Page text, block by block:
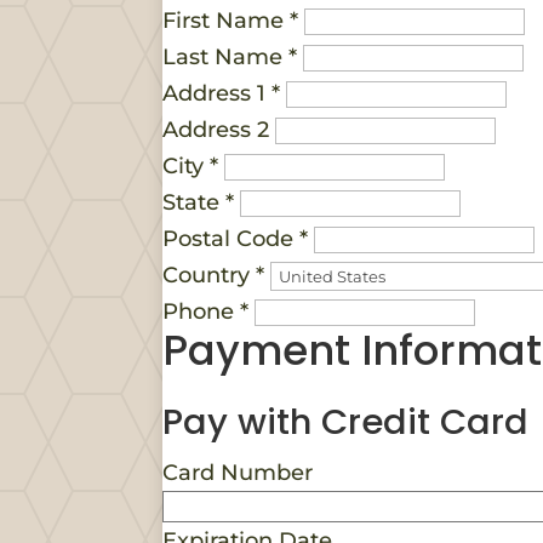
First Name *
Last Name *
Address 1 *
Address 2
City *
State *
Postal Code *
Country *
Phone *
Payment
Pay with Credit Card
Card Number